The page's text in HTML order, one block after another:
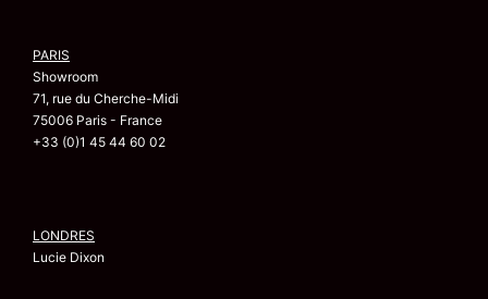
PARIS
Showroom
71, rue du Cherche-Midi
75006 Paris - France
+33 (0)1 45 44 60 02
LONDRES
Lucie Dixon